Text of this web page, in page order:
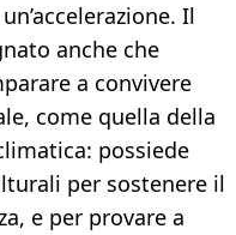
Il
anche che
a convivere
come quella della
possiede
per sostenere il
e per provare a